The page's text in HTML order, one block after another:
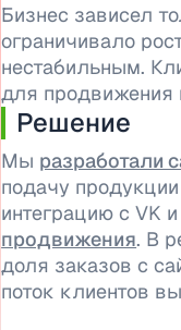
Бизнес зависел
ограничивало
нестабильным.
для продвижения
Решение
Мы разработали
подачу
интеграцию с VK
продвижения. В
доля заказов с
поток клиентов